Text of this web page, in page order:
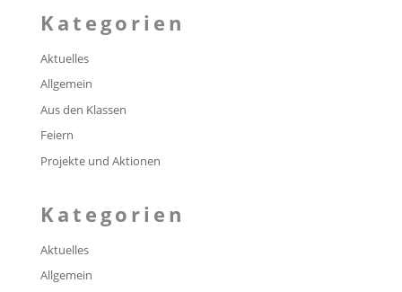
Kategorien
Aktuelles
Allgemein
Aus den Klassen
Feiern
Projekte und Aktionen
Kategorien
Aktuelles
Allgemein